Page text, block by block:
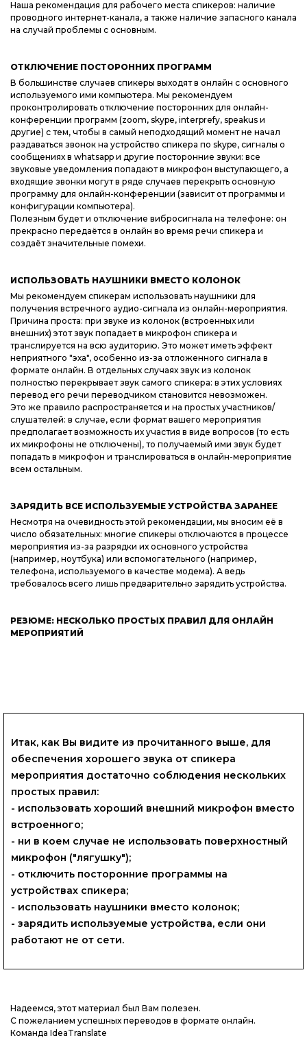
Наша рекомендация для рабочего места спикеров: наличие
проводного интернет-канала, а также наличие запасного канала
на случай проблемы с основным.
ОТКЛЮЧЕНИЕ ПОСТОРОННИХ ПРОГРАММ
В большинстве случаев спикеры выходят в онлайн с основного
используемого ими компьютера. Мы рекомендуем
проконтролировать отключение посторонних для онлайн-
конференции программ (zoom, skype, interprefy, speakus и
другие) с тем, чтобы в самый неподходящий момент не начал
раздаваться звонок на устройство спикера по skype, сигналы о
сообщениях в whatsapp и другие посторонние звуки: все
звуковые уведомления попадают в микрофон выступающего, а
входящие звонки могут в ряде случаев перекрыть основную
программу для онлайн-конференции (зависит от программы и
конфигурации компьютера).
Полезным будет и отключение вибросигнала на телефоне: он
прекрасно передаётся в онлайн во время речи спикера и
создаёт значительные помехи.
ИСПОЛЬЗОВАТЬ НАУШНИКИ ВМЕСТО КОЛОНОК
Мы рекомендуем спикерам использовать наушники для
получения встречного аудио-сигнала из онлайн-мероприятия.
Причина проста: при звуке из колонок (встроенных или
внешних) этот звук попадает в микрофон спикера и
транслируется на всю аудиторию. Это может иметь эффект
неприятного "эха", особенно из-за отложенного сигнала в
формате онлайн. В отдельных случаях звук из колонок
полностью перекрывает звук самого спикера: в этих условиях
перевод его речи переводчиком становится невозможен.
Это же правило распространяется и на простых участников/
слушателей: в случае, если формат вашего мероприятия
предполагает возможность их участия в виде вопросов (то есть
их микрофоны не отключены), то получаемый ими звук будет
попадать в микрофон и транслироваться в онлайн-мероприятие
всем остальным.
ЗАРЯДИТЬ ВСЕ ИСПОЛЬЗУЕМЫЕ УСТРОЙСТВА ЗАРАНЕЕ
Несмотря на очевидность этой рекомендации, мы вносим её в
число обязательных: многие спикеры отключаются в процессе
мероприятия из-за разрядки их основного устройства
(например, ноутбука) или вспомогательного (например,
телефона, используемого в качестве модема). А ведь
требовалось всего лишь предварительно зарядить устройства.
РЕЗЮМЕ: НЕСКОЛЬКО ПРОСТЫХ ПРАВИЛ ДЛЯ ОНЛАЙН
МЕРОПРИЯТИЙ
Итак, как Вы видите из прочитанного выше, для
обеспечения хорошего звука от спикера
мероприятия достаточно соблюдения нескольких
простых правил:
- использовать хороший внешний микрофон вместо
встроенного;
- ни в коем случае не использовать поверхностный
микрофон ("лягушку");
- отключить посторонние программы на
устройствах спикера;
- использовать наушники вместо колонок;
- зарядить используемые устройства, если они
работают не от сети.
Надеемся, этот материал был Вам полезен.
С пожеланием успешных переводов в формате онлайн.
Команда IdeaTranslate